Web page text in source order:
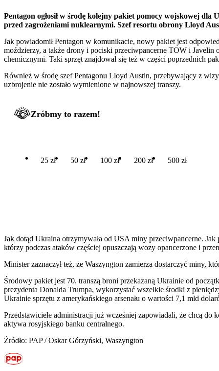
Pentagon ogłosił w środę kolejny pakiet pomocy wojskowej
przed zagrożeniami nuklearnymi. Szef resortu obrony Lloyd
Jak powiadomił Pentagon w komunikacie, nowy pakiet jest
moździerzy, a także drony i pociski przeciwpancerne TOW i Javelin
chemicznymi. Taki sprzęt znajdował się też w części poprzednich
Również w środę szef Pentagonu Lloyd Austin, przebywający z
uzbrojenie nie zostało wymienione w najnowszej transzy.
Zróbmy to razem!
25 zł 50 zł 100 zł 200 zł 500 zł
Jak dotąd Ukraina otrzymywała od USA miny przeciwpancerne.
którzy podczas ataków częściej opuszczają wozy opancerzone i
Minister zaznaczył też, że Waszyngton zamierza dostarczyć miny,
Środowy pakiet jest 70. transzą broni przekazaną Ukrainie od
prezydenta Donalda Trumpa, wykorzystać wszelkie środki z
Ukrainie sprzętu z amerykańskiego arsenału o wartości 7,1 mld
Przedstawiciele administracji już wcześniej zapowiadali, że chcą
aktywa rosyjskiego banku centralnego.
Źródło: PAP / Oskar Górzyński, Waszyngton